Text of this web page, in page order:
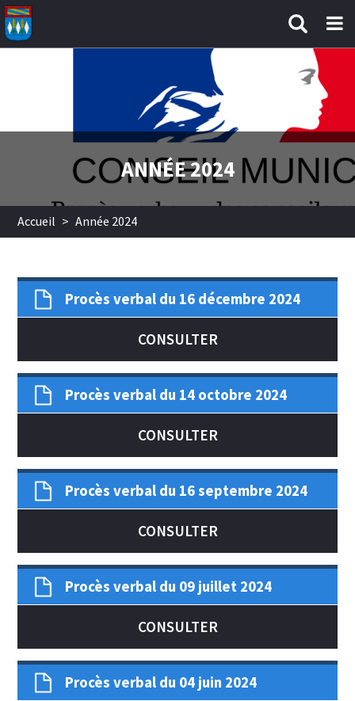
ANNÉE 2024
Accueil > Année 2024
Procès verbal du 16 décembre 2024
CONSULTER
Procès verbal du 14 octobre 2024
CONSULTER
Procès verbal du 16 septembre 2024
CONSULTER
Procès verbal du 09 juillet 2024
CONSULTER
Procès verbal du 04 juin 2024